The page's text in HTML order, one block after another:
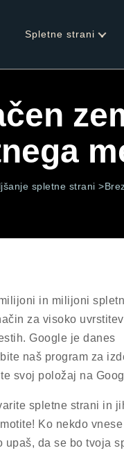
Spletne strani
spletne strani >
in milijoni
za visoko
Google je danes
naš program za
svoj položaj na
spletne strani in
Ko nekdo vnese
da se bo tvoja